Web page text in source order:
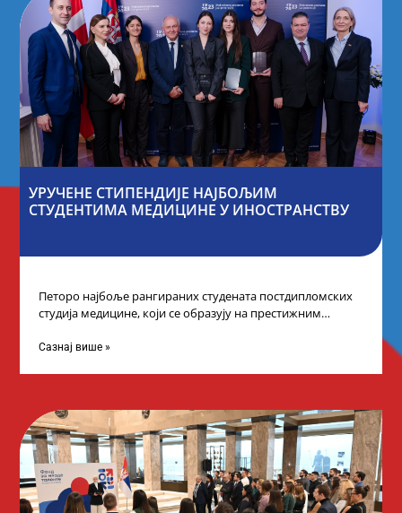
УРУЧЕНЕ СТИПЕНДИЈЕ НАЈБОЉИМ
СТУДЕНТИМА МЕДИЦИНЕ У ИНОСТРАНСТВУ
Петоро најбоље рангираних студената постдипломских
студија медицине, који се образују на престижним
стипендије од
Сазнај више »